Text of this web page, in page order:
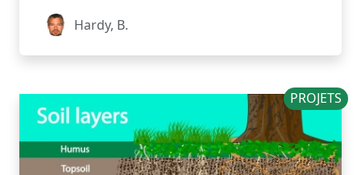
Hardy, B.
PROJETS